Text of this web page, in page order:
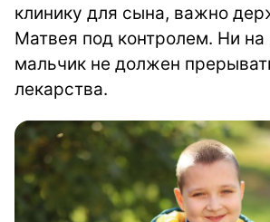
клинику для сына, важно
Матвея под контролем. Ни на
мальчик не должен
лекарства.